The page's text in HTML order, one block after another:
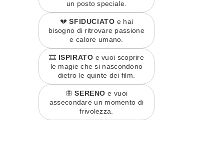
un posto speciale.
💔SFIDUCIATO e hai
bisogno di ritrovare passione
e calore umano.
🎞️ ISPIRATO e vuoi scoprire
le magie che si nascondono
dietro le quinte dei film.
🦋SERENO e vuoi
assecondare un momento di
frivolezza.